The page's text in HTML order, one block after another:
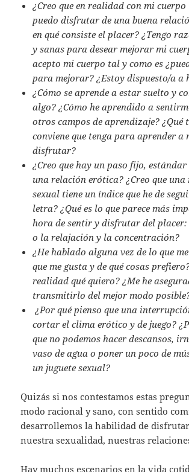
¿Creo que en realidad con mi
puedo disfrutar de una buena
en qué consiste el placer? ¿Tengo
y sanas para desear mejorar mi
acepto mi cuerpo tal y como es
para mejorar? ¿Estoy dispuesto/a a
¿Cómo se aprende a estar suelto y
algo? ¿Cómo he aprendido a
otros campos de aprendizaje?
conviene que tenga para aprender a
disfrutar?
¿Creo que hay un paso fijo,
una relación erótica? ¿Creo que
sexual tiene un índice que he de
letra? ¿Qué es lo que parece más
hora de sentir y disfrutar del placer:
o la relajación y la concentración?
¿He hablado alguna vez de lo que
que me gusta y de qué cosas
realidad qué quiero? ¿Me he
transmitirlo del mejor modo
¿Por qué pienso que una
cortar el clima erótico y de juego?
que no podemos hacer descansos,
vaso de agua o poner un poco de
un juguete sexual?
Quizás si nos contestamos estas
modo racional y sano, con sentido
desarrollemos la habilidad de
nuestra sexualidad, nuestras
Hay muchos escenarios en la vida